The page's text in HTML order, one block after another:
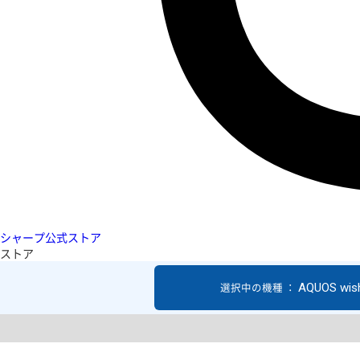
シャープ公式ストア
ストア
選択中の機種 ： AQUOS